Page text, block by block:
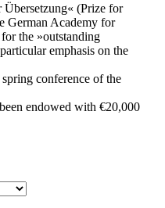
(Prize for
German Academy for
the »outstanding
emphasis on the
conference of the
endowed with €20,000